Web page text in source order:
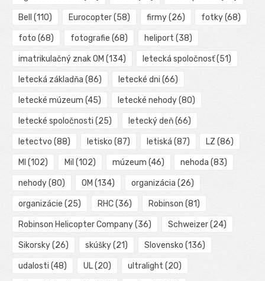
Bell (110) Eurocopter(58) firmy(26) fotky(68)
foto (68) fotografie (68) heliport (38)
imatrikulačný znak OM (134) letecká spoločnosť(51)
letecká základňa (86) letecké dni (66)
letecké múzeum (45) letecké nehody(80)
letecké spoločnosti (25) letecký deň(66)
letectvo (88) letisko (87) letiská (87) LZ (86)
MI (102) Mil (102) múzeum (46) nehoda (83)
nehody(80) OM (134) organizácia (26)
organizácie (25) RHC(36) Robinson (81)
Robinson Helicopter Company(36) Schweizer(24)
Sikorsky(26) skúšky(21) Slovensko (136)
udalosti (48) UL(20) ultralight (20)